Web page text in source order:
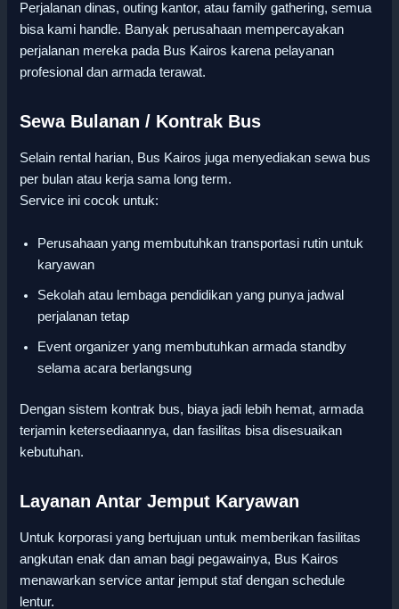
Perjalanan dinas, outing kantor, atau family gathering, semua
bisa kami handle. Banyak perusahaan mempercayakan
perjalanan mereka pada Bus Kairos karena pelayanan
profesional dan armada terawat.
Sewa Bulanan / Kontrak Bus
Selain rental harian, Bus Kairos juga menyediakan sewa bus
per bulan atau kerja sama long term.
Service ini cocok untuk:
Perusahaan yang membutuhkan transportasi rutin untuk
karyawan
Sekolah atau lembaga pendidikan yang punya jadwal
perjalanan tetap
Event organizer yang membutuhkan armada standby
selama acara berlangsung
Dengan sistem kontrak bus, biaya jadi lebih hemat, armada
terjamin ketersediaannya, dan fasilitas bisa disesuaikan
kebutuhan.
Layanan Antar Jemput Karyawan
Untuk korporasi yang bertujuan untuk memberikan fasilitas
angkutan enak dan aman bagi pegawainya, Bus Kairos
menawarkan service antar jemput staf dengan schedule
lentur.